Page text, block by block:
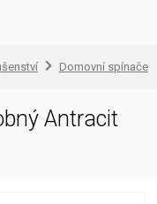
Domovní spínače
Antracit